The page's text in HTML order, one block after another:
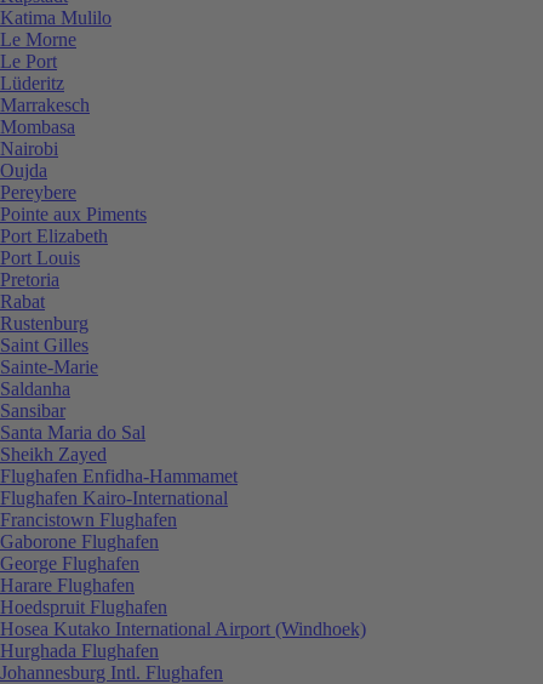
Katima Mulilo
Le Morne
Le Port
Lüderitz
Marrakesch
Mombasa
Nairobi
Oujda
Pereybere
Pointe aux Piments
Port Elizabeth
Port Louis
Pretoria
Rabat
Rustenburg
Saint Gilles
Sainte-Marie
Saldanha
Sansibar
Santa Maria do Sal
Sheikh Zayed
Flughafen Enfidha-Hammamet
Flughafen Kairo-International
Francistown Flughafen
Gaborone Flughafen
George Flughafen
Harare Flughafen
Hoedspruit Flughafen
Hosea Kutako International Airport (Windhoek)
Hurghada Flughafen
Johannesburg Intl. Flughafen